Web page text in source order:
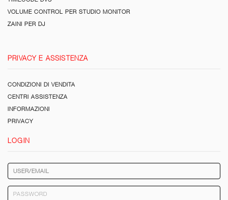
VOLUME CONTROL PER STUDIO MONITOR
ZAINI PER DJ
PRIVACY E ASSISTENZA
CONDIZIONI DI VENDITA
CENTRI ASSISTENZA
INFORMAZIONI
PRIVACY
LOGIN